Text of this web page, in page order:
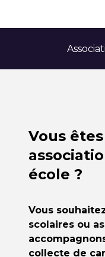
Vous
école ?
Vous
scolaires ou
collecte de